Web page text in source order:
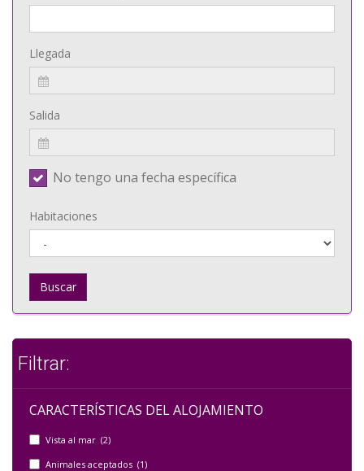
Llegada
Salida
No tengo una fecha específica
Habitaciones
Buscar
Filtrar:
CARACTERÍSTICAS DEL ALOJAMIENTO
Vista al mar (2)
Animales aceptados (1)